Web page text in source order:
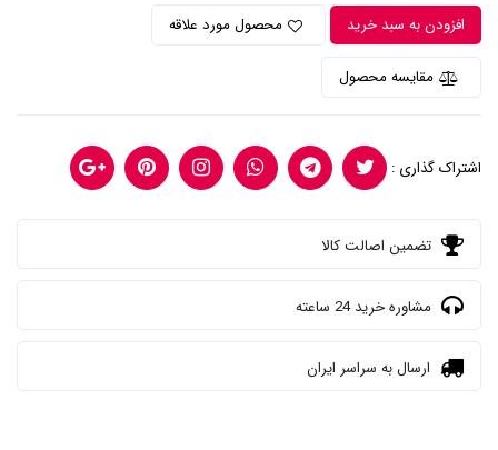
افزودن به سبد خرید محصول مورد علاقه
مقایسه محصول
اشتراک گذاری :
تضمین اصالت کالا
مشاوره خرید 24 ساعته
ارسال به سراسر ایران